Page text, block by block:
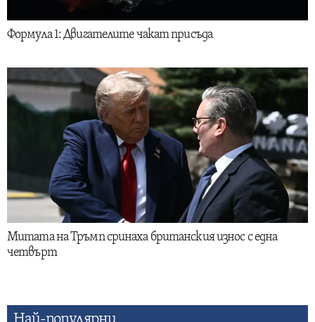
Формула 1: Двигателите чакат присъда
Митата на Тръмп сринаха британския износ с една
четвърт